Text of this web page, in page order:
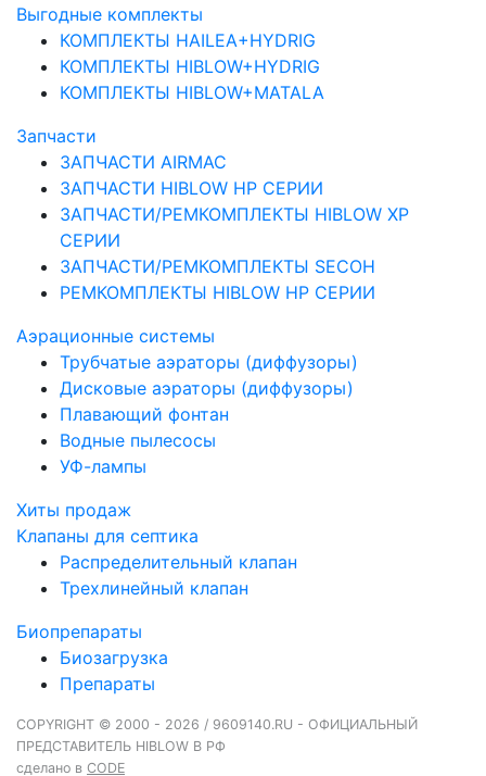
Выгодные комплекты
КОМПЛЕКТЫ HAILEA+HYDRIG
КОМПЛЕКТЫ HIBLOW+HYDRIG
КОМПЛЕКТЫ HIBLOW+MATALA
Запчасти
ЗАПЧАСТИ AIRMAC
ЗАПЧАСТИ HIBLOW HP СЕРИИ
ЗАПЧАСТИ/РЕМКОМПЛЕКТЫ HIBLOW XP
СЕРИИ
ЗАПЧАСТИ/РЕМКОМПЛЕКТЫ SECOH
РЕМКОМПЛЕКТЫ HIBLOW HP СЕРИИ
Аэрационные системы
Трубчатые аэраторы (диффузоры)
Дисковые аэраторы (диффузоры)
Плавающий фонтан
Водные пылесосы
УФ-лампы
Хиты продаж
Клапаны для септика
Распределительный клапан
Трехлинейный клапан
Биопрепараты
Биозагрузка
Препараты
COPYRIGHT © 2000 - 2026 / 9609140.RU - ОФИЦИАЛЬНЫЙ
ПРЕДСТАВИТЕЛЬ HIBLOW В РФ
сделано в CODE